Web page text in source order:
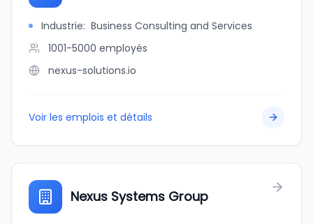
Industrie: Business Consulting and Services
1001-5000 employés
nexus-solutions.io
Voir les emplois et détails
Nexus Systems Group